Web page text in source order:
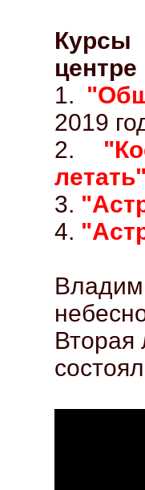
Курсы
1.
2019
2.
3.
4.
Вторая